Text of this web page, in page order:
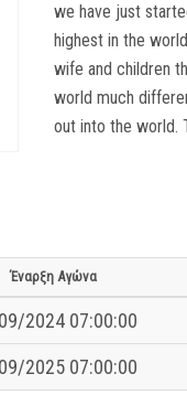
we have just
highest in the
wife and children
world much
out into the world.
Έναρξη Αγώνα
2024 07:00:00
2025 07:00:00